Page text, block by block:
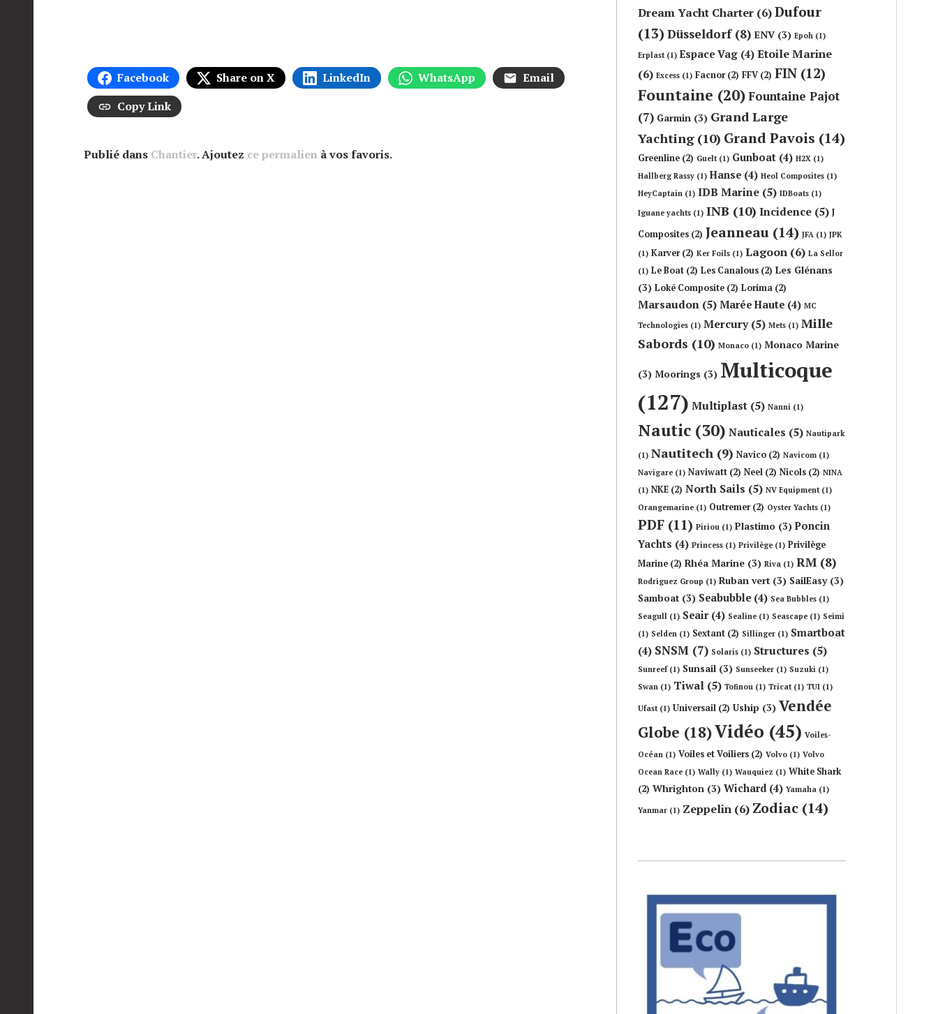
Facebook Share on X LinkedIn WhatsApp
Email
Copy Link
Publié dans Chantier. Ajoutez ce permalien à vos favoris.
Dream Yacht Charter (6) Dufour
(13) Düsseldorf(8) ENV (3) Epoh (1)
Erplast(1) Espace Vag (4) Etoile Marine
(6) Excess (1) Facnor(2) FFV (2) FIN (12)
Fountaine (20)Fountaine Pajot
(7) Garmin (3) Grand Large
Yachting(10) Grand Pavois (14)
Greenline (2) Guelt(1) Gunboat (4) H2X (1)
Hallberg Rassy (1) Hanse (4) Heol Composites (1)
HeyCaptain (1) IDB Marine (5) IDBoats (1)
Iguane yachts (1) INB (10) Incidence (5) J
Composites (2) Jeanneau (14) JFA (1) JPK
(1) Karver(2) Ker Foils (1) Lagoon (6) La Sellor
(1) Le Boat (2) Les Canalous (2) Les Glénans
(3) Loké Composite (2) Lorima (2)
Marsaudon (5) Marée Haute (4) MC
Technologies (1) Mercury(5) Mets (1) Mille
Sabords (10) Monaco (1) Monaco Marine
(3) Moorings (3) Multicoque
(127) Multiplast (5) Nanni (1)
Nautic (30) Nauticales (5) Nautipark
(1) Nautitech (9) Navico (2) Navicom (1)
Navigare (1) Naviwatt (2) Neel (2) Nicols (2) NINA
(1) NKE (2) North Sails (5) NV Equipment(1)
Orangemarine (1) Outremer(2) Oyster Yachts (1)
PDF (11) Piriou (1) Plastimo (3) Poncin
Yachts (4) Princess (1) Privilège (1) Privilège
Marine (2) Rhéa Marine (3) Riva (1) RM (8)
Rodriguez Group (1) Ruban vert (3) SailEasy(3)
Samboat (3) Seabubble (4) Sea Bubbles (1)
Seagull (1) Seair(4) Sealine (1) Seascape (1) Seimi
(1) Selden (1) Sextant (2) Sillinger (1) Smartboat
(4) SNSM (7) Solaris (1) Structures (5)
Sunreef(1) Sunsail (3) Sunseeker (1) Suzuki (1)
Swan (1) Tiwal (5) Tofinou (1) Tricat(1) TUI (1)
Ufast(1) Universail (2) Uship (3) Vendée
Globe (18)Vidéo (45) Voiles-
Océan (1) Voiles et Voiliers (2) Volvo (1) Volvo
Ocean Race (1) Wally (1) Wauquiez (1) White Shark
(2) Whrighton (3) Wichard(4) Yamaha (1)
Yanmar (1) Zeppelin (6) Zodiac (14)